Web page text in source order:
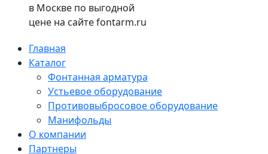
Главная
Каталог
Фонтанная арматура
Устьевое оборудование
Противовыбросовое оборудование
Манифольды
О компании
Партнеры